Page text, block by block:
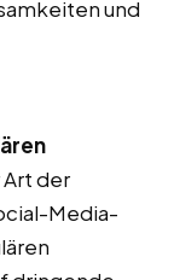
und
der
Media-